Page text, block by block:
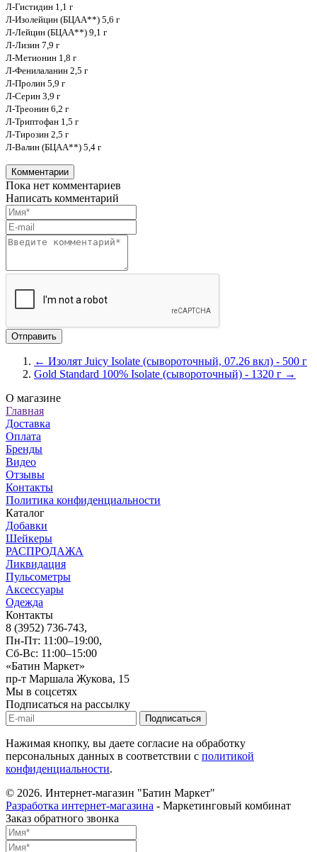
Л-Гистидин 1,1 г
Л-Изолейцин (БЦАА**) 5,6 г
Л-Лейцин (БЦАА**) 9,1 г
Л-Лизин 7,9 г
Л-Метионин 1,8 г
Л-Фенилаланин 2,5 г
Л-Пролин 5,9 г
Л-Серин 3,9 г
Л-Треонин 6,2 г
Л-Триптофан 1,5 г
Л-Тирозин 2,5 г
Л-Валин (БЦАА**) 5,4 г
Комментарии
Пока нет комментариев
Написать комментарий
← Изолят Juicy Isolate (сывороточный, 07.26 вкл) - 500 г
Gold Standard 100% Isolate (сывороточный) - 1320 г →
О магазине
Главная
Доставка
Оплата
Бренды
Видео
Отзывы
Контакты
Политика конфиденциальности
Каталог
Добавки
Шейкеры
РАСПРОДАЖА
Ликвидация
Пульсометры
Аксессуары
Одежда
Контакты
8 (3952) 736-743,
Пн-Пт: 11:00–19:00,
Сб-Вс: 11:00–15:00
«Батин Маркет»
пр-т Маршала Жукова, 15
Мы в соцсетях
Подписаться на рассылку
Нажимая кнопку, вы даете согласие на обработку
персональных данных в соответствии с политикой
конфиденциальности.
© 2026. Интернет-магазин "Батин Маркет"
Разработка интернет-магазина - Маркетинговый комбинат
Заказ обратного звонка